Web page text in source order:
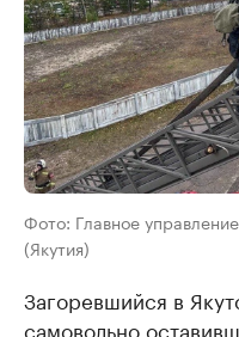
Фото: Главное
(Якутия)
Загоревшийся в
самовольно